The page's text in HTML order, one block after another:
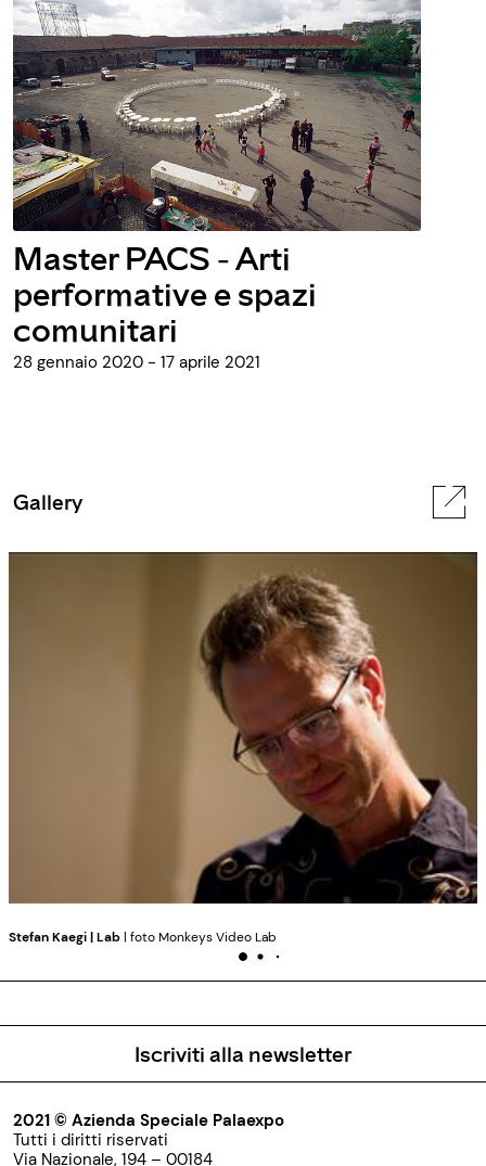
Master PACS - Arti
performative e spazi
comunitari
28 gennaio 2020 - 17 aprile 2021
Gallery
Stefan Kaegi | Lab| foto Monkeys Video Lab
Iscriviti alla newsletter
2021 © Azienda Speciale Palaexpo
Tutti i diritti riservati
Via Nazionale, 194 – 00184